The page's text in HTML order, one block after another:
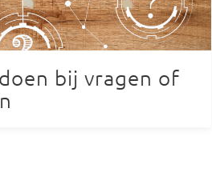
bij vragen of